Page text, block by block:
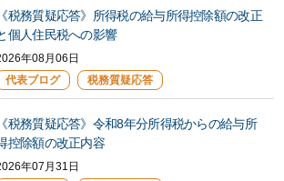
《税務質疑応答》所得税の給与所得控除額の改正
個人住民税への影響
年08月06日
代表ブログ
税務質疑応答
《税務質疑応答》令和8年分所得税からの給与所
控除額の改正内容
年07月31日